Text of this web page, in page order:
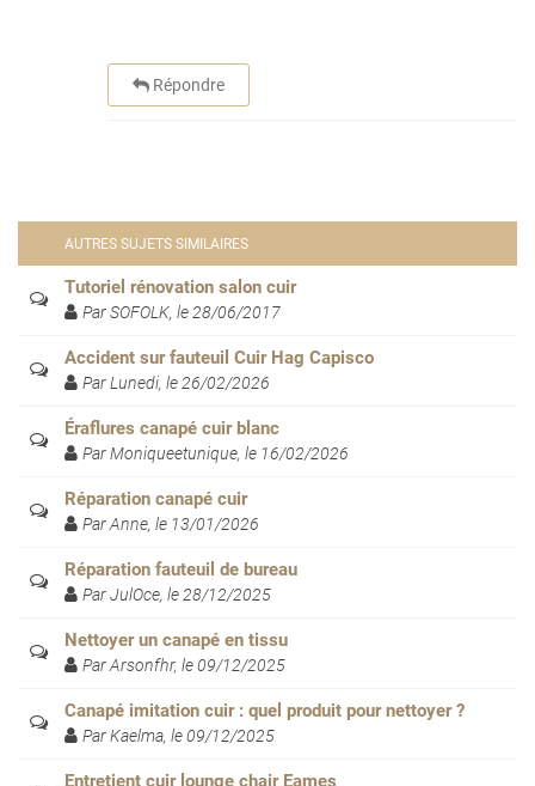
Répondre
AUTRES SUJETS SIMILAIRES
Tutoriel rénovation salon cuir
Par SOFOLK, le 28/06/2017
Accident sur fauteuil Cuir Hag Capisco
Par Lunedi, le 26/02/2026
Éraflures canapé cuir blanc
Par Moniqueetunique, le 16/02/2026
Réparation canapé cuir
Par Anne, le 13/01/2026
Réparation fauteuil de bureau
Par JulOce, le 28/12/2025
Nettoyer un canapé en tissu
Par Arsonfhr, le 09/12/2025
Canapé imitation cuir : quel produit pour nettoyer ?
Par Kaelma, le 09/12/2025
Entretient cuir lounge chair Eames